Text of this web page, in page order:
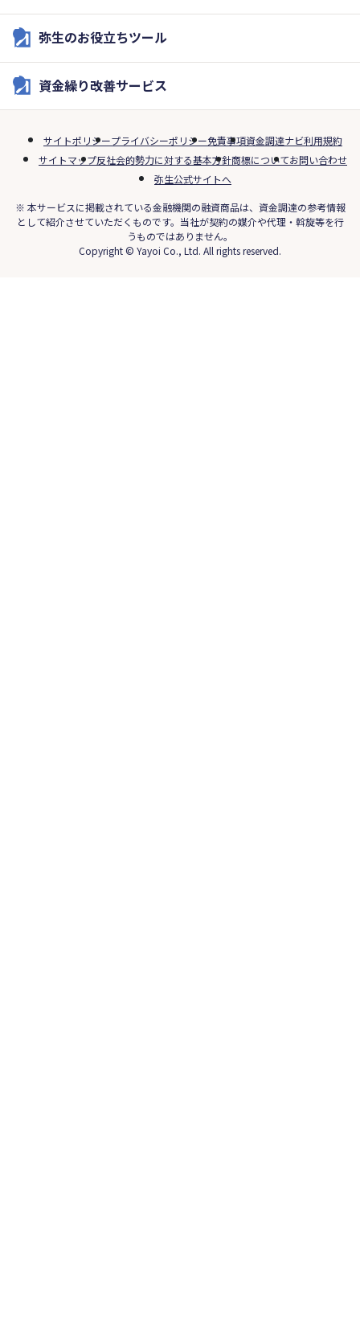
弥生のお役立ちツール
資金繰り改善サービス
サイトポリシープライバシーポリシー免責事項資金調達ナビ利用規約
サイトマップ反社会的勢力に対する基本方針商標についてお問い合わせ
弥生公式サイトへ
※ 本サービスに掲載されている金融機関の融資商品は、資金調達の参考情報
として紹介させていただくものです。当社が契約の媒介や代理・斡旋等を行
うものではありません。
Copyright © Yayoi Co., Ltd. All rights reserved.